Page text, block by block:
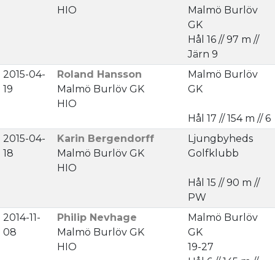
HIO
Malmö Burlöv
GK
Hål 16 // 97 m //
Järn 9
2015-04-
19
Roland Hansson
Malmö Burlöv GK
HIO
Malmö Burlöv
GK
Hål 17 // 154 m // 6
2015-04-
18
Karin Bergendorff
Malmö Burlöv GK
HIO
Ljungbyheds
Golfklubb
Hål 15 // 90 m //
PW
2014-11-
08
Philip Nevhage
Malmö Burlöv GK
HIO
Malmö Burlöv
GK
19-27